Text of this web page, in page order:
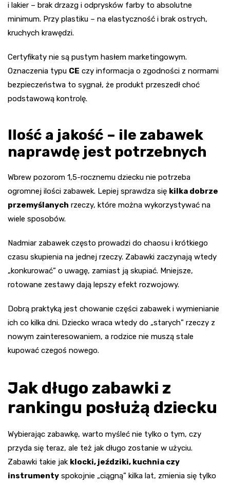
i lakier – brak drzazg i odprysków farby to absolutne
minimum. Przy plastiku – na elastyczność i brak ostrych,
kruchych krawędzi.
Certyfikaty nie są pustym hasłem marketingowym.
Oznaczenia typu CE czy informacja o zgodności z normami
bezpieczeństwa to sygnał, że produkt przeszedł choć
podstawową kontrolę.
Ilość a jakość – ile zabawek
naprawdę jest potrzebnych
Wbrew pozorom 1,5-rocznemu dziecku nie potrzeba
ogromnej ilości zabawek. Lepiej sprawdza się kilka dobrze
przemyślanych rzeczy, które można wykorzystywać na
wiele sposobów.
Nadmiar zabawek często prowadzi do chaosu i krótkiego
czasu skupienia na jednej rzeczy. Zabawki zaczynają wtedy
„konkurować” o uwagę, zamiast ją skupiać. Mniejsze,
rotowane zestawy dają lepszy efekt rozwojowy.
Dobrą praktyką jest chowanie części zabawek i wymienianie
ich co kilka dni. Dziecko wraca wtedy do „starych” rzeczy z
nowym zainteresowaniem, a rodzice nie muszą stale
kupować czegoś nowego.
Jak długo zabawki z
rankingu posłużą dziecku
Wybierając zabawkę, warto myśleć nie tylko o tym, czy
przyda się teraz, ale też jak długo zostanie w użyciu.
Zabawki takie jak klocki, jeździki, kuchnia czy
instrumenty spokojnie „ciągną” kilka lat, zmienia się tylko